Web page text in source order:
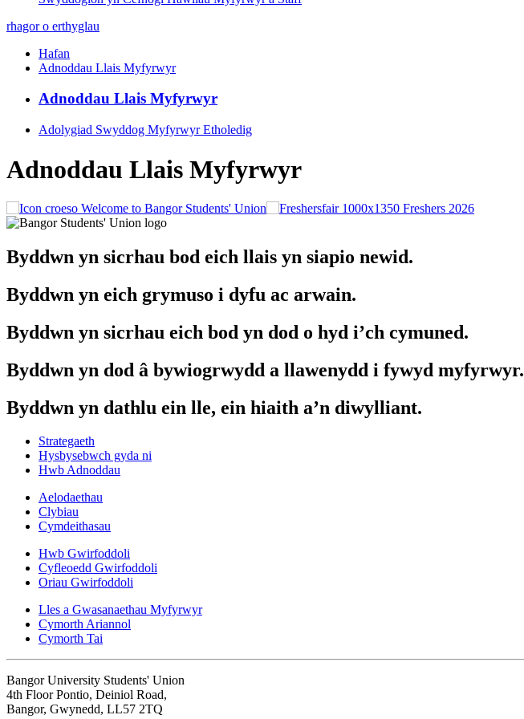
rhagor o erthyglau
Hafan
Adnoddau Llais Myfyrwyr
Adnoddau Llais Myfyrwyr
Adolygiad Swyddog Myfyrwyr Etholedig
Adnoddau Llais Myfyrwyr
Welcome to Bangor Students' Union Freshers 2026
Byddwn yn sicrhau bod eich llais yn siapio newid.
Byddwn yn eich grymuso i dyfu ac arwain.
Byddwn yn sicrhau eich bod yn dod o hyd i’ch cymuned.
Byddwn yn dod â bywiogrwydd a llawenydd i fywyd myfyrwyr.
Byddwn yn dathlu ein lle, ein hiaith a’n diwylliant.
Strategaeth
Hysbysebwch gyda ni
Hwb Adnoddau
Aelodaethau
Clybiau
Cymdeithasau
Hwb Gwirfoddoli
Cyfleoedd Gwirfoddoli
Oriau Gwirfoddoli
Lles a Gwasanaethau Myfyrwyr
Cymorth Ariannol
Cymorth Tai
Bangor University Students' Union
4th Floor Pontio, Deiniol Road,
Bangor, Gwynedd, LL57 2TQ